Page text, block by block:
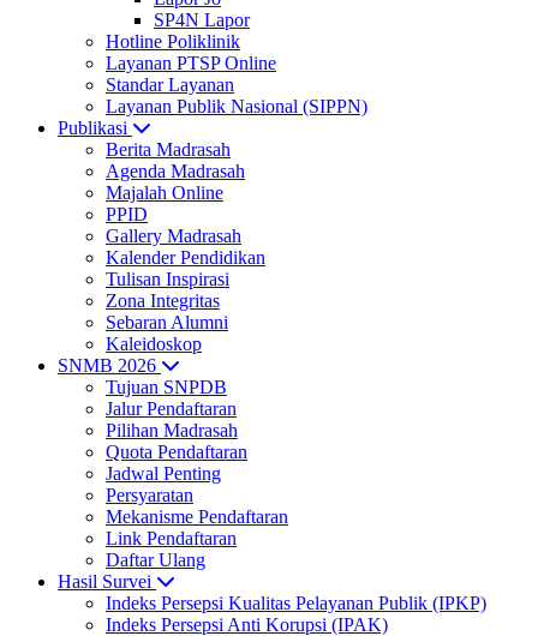
SP4N Lapor
Hotline Poliklinik
Layanan PTSP Online
Standar Layanan
Layanan Publik Nasional (SIPPN)
Publikasi
Berita Madrasah
Agenda Madrasah
Majalah Online
PPID
Gallery Madrasah
Kalender Pendidikan
Tulisan Inspirasi
Zona Integritas
Sebaran Alumni
Kaleidoskop
SNMB 2026
Tujuan SNPDB
Jalur Pendaftaran
Pilihan Madrasah
Quota Pendaftaran
Jadwal Penting
Persyaratan
Mekanisme Pendaftaran
Link Pendaftaran
Daftar Ulang
Hasil Survei
Indeks Persepsi Kualitas Pelayanan Publik (IPKP)
Indeks Persepsi Anti Korupsi (IPAK)